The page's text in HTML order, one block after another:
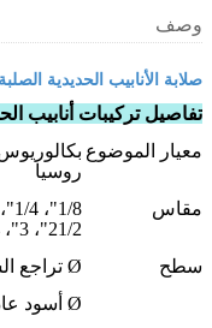
وصف
صلابة الأنابيب الحديدية الصلبة
تفاصيل تركيبات أنابيب
معيار الموضوع
روسيا
مقاس
21/2"، 3"، 4"، 6"
سطح
Ø تراجع الساخنة المجلفن، المجلفن الكهربائية
Ø أسود عادي